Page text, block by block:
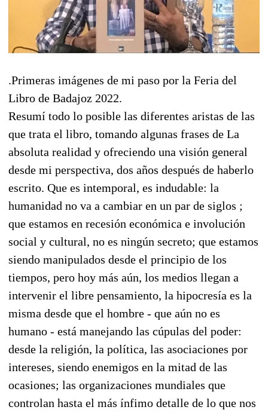
.Primeras imágenes de mi paso por la Feria del
Libro de Badajoz 2022.
Resumí todo lo posible las diferentes aristas de las
que trata el libro, tomando algunas frases de La
absoluta realidad y ofreciendo una visión general
desde mi perspectiva, dos años después de haberlo
escrito. Que es intemporal, es indudable: la
humanidad no va a cambiar en un par de siglos ;
que estamos en recesión económica e involución
social y cultural, no es ningún secreto; que estamos
siendo manipulados desde el principio de los
tiempos, pero hoy más aún, los medios llegan a
intervenir el libre pensamiento, la hipocresía es la
misma desde que el hombre - que aún no es
humano - está manejando las cúpulas del poder:
desde la religión, la política, las asociaciones por
intereses, siendo enemigos en la mitad de las
ocasiones; las organizaciones mundiales que
controlan hasta el más ínfimo detalle de lo que nos